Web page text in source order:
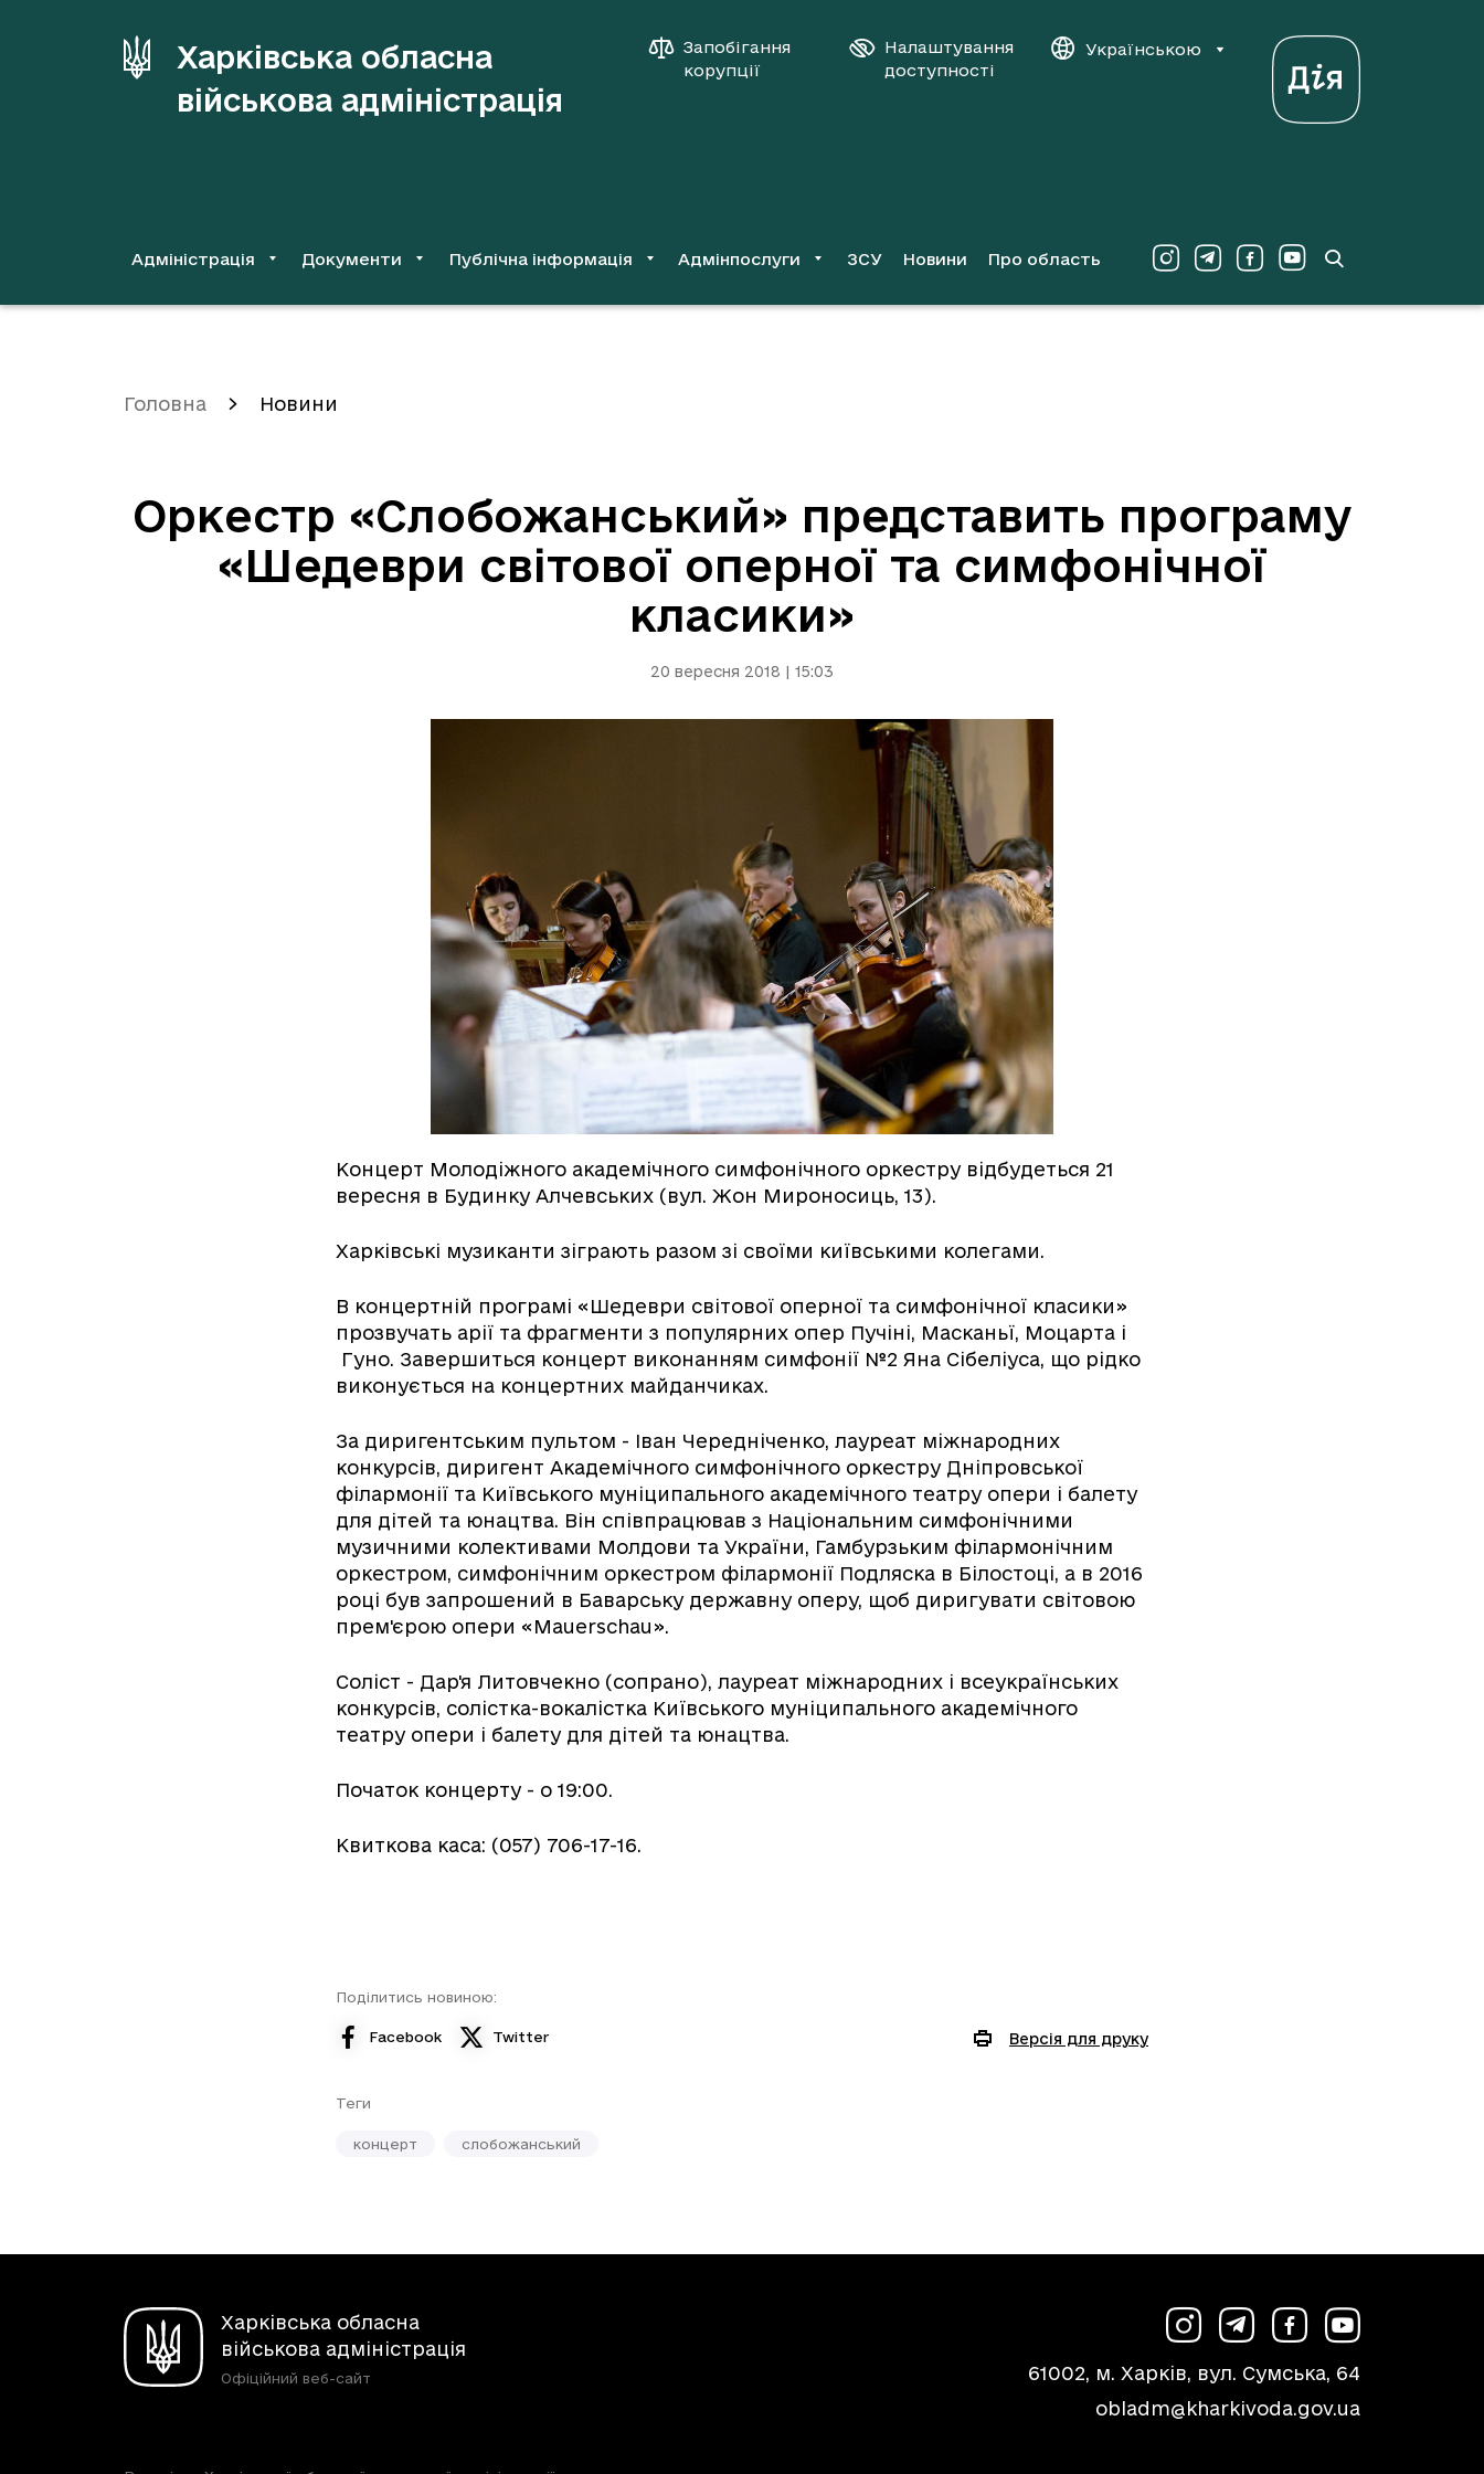
Харківська обласна
військова адміністрація
Запобігання
корупції
Налаштування
доступності
Українською
Адміністрація Документи Публічна інформація Адмінпослуги ЗСУ Новини Про область
Головна Новини
Оркестр «Слобожанський» представить програму
«Шедеври світової оперної та симфонічної
класики»
20 вересня 2018 | 15:03
Концерт Молодіжного академічного симфонічного оркестру відбудеться 21
вересня в Будинку Алчевських (вул. Жон Мироносиць, 13).
Харківські музиканти зіграють разом зі своїми київськими колегами.
В концертній програмі «Шедеври світової оперної та симфонічної класики»
прозвучать арії та фрагменти з популярних опер Пучіні, Масканьї, Моцарта і
Гуно. Завершиться концерт виконанням симфонії №2 Яна Сібеліуса, що рідко
виконується на концертних майданчиках.
За диригентським пультом - Іван Чередніченко, лауреат міжнародних
конкурсів, диригент Академічного симфонічного оркестру Дніпровської
філармонії та Київського муніципального академічного театру опери і балету
для дітей та юнацтва. Він співпрацював з Національним симфонічними
музичними колективами Молдови та України, Гамбурзьким філармонічним
оркестром, симфонічним оркестром філармонії Подляска в Білостоці, а в 2016
році був запрошений в Баварську державну оперу, щоб диригувати світовою
прем'єрою опери «Мauerschau».
Соліст - Дар'я Литовчекно (сопрано), лауреат міжнародних і всеукраїнських
конкурсів, солістка-вокалістка Київського муніципального академічного
театру опери і балету для дітей та юнацтва.
Початок концерту - о 19:00.
Квиткова каса: (057) 706-17-16.
Поділитись новиною:
Facebook Twitter Версія для друку
Теги
концерт слобожанський
Харківська обласна
військова адміністрація
Офіційний веб-сайт
61002, м. Харків, вул. Сумська, 64
obladm@kharkivoda.gov.ua